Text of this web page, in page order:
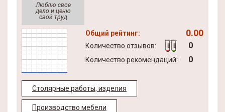
Люблю свое
дело и ценю
свой труд
Общий рейтинг: 0.00
Количество отзывов: 0
Количество рекомендаций: 0
Столярные работы, изделия
Производство мебели